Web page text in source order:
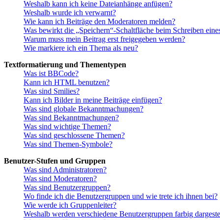
Weshalb kann ich keine Dateianhänge anfügen?
Weshalb wurde ich verwarnt?
Wie kann ich Beiträge den Moderatoren melden?
Was bewirkt die „Speichern“-Schaltfläche beim Schreiben
Warum muss mein Beitrag erst freigegeben werden?
Wie markiere ich ein Thema als neu?
Textformatierung und Thementypen
Was ist BBCode?
Kann ich HTML benutzen?
Was sind Smilies?
Kann ich Bilder in meine Beiträge einfügen?
Was sind globale Bekanntmachungen?
Was sind Bekanntmachungen?
Was sind wichtige Themen?
Was sind geschlossene Themen?
Was sind Themen-Symbole?
Benutzer-Stufen und Gruppen
Was sind Administratoren?
Was sind Moderatoren?
Was sind Benutzergruppen?
Wo finde ich die Benutzergruppen und wie trete ich ihnen bei?
Wie werde ich Gruppenleiter?
Weshalb werden verschiedene Benutzergruppen farbig